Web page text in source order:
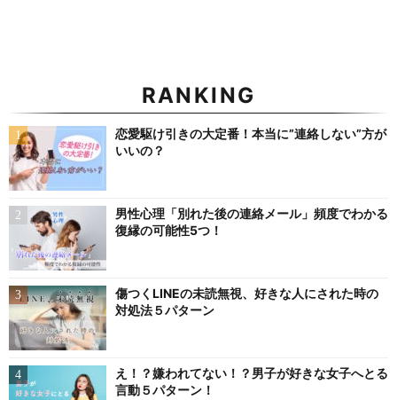
RANKING
恋愛駆け引きの大定番！本当に”連絡しない”方が
いいの？
男性心理「別れた後の連絡メール」頻度でわかる
復縁の可能性5つ！
傷つくLINEの未読無視、好きな人にされた時の
対処法５パターン
え！？嫌われてない！？男子が好きな女子へとる
言動５パターン！